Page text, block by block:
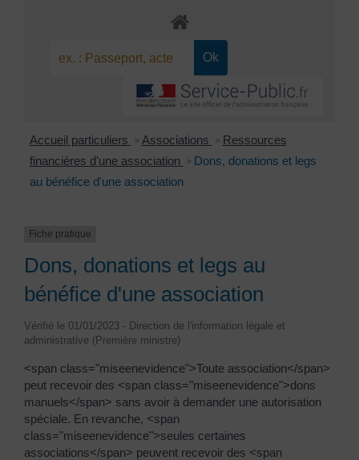
Accueil particuliers > Associations > Ressources
financières d'une association > Dons, donations et legs
au bénéfice d'une association
Fiche pratique
Dons, donations et legs au
bénéfice d'une association
Vérifié le 01/01/2023 - Direction de l'information légale et
administrative (Première ministre)
<span class="miseenevidence">Toute association</span>
peut recevoir des <span class="miseenevidence">dons
manuels</span> sans avoir à demander une autorisation
spéciale. En revanche, <span
class="miseenevidence">seules certaines
associations</span> peuvent recevoir des <span